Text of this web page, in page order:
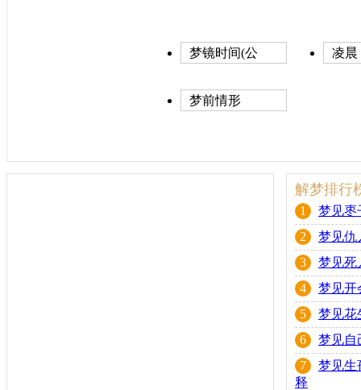
梦镜时间(公
凌晨
梦前情形
解梦排行
1
梦见枣
2
梦见仇
3
梦见死
4
梦见开
5
梦见花
6
梦见自
7
梦见生
释